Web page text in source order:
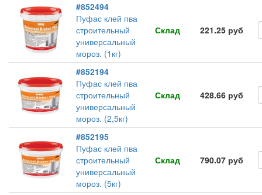
#852494
Пуфас клей пва
строительный
универсальный
мороз. (1кг)
Склад 221.25 руб
#852194
Пуфас клей пва
строительный
универсальный
мороз. (2,5кг)
Склад 428.66 руб
#852195
Пуфас клей пва
строительный
универсальный
мороз. (5кг)
Склад 790.07 руб